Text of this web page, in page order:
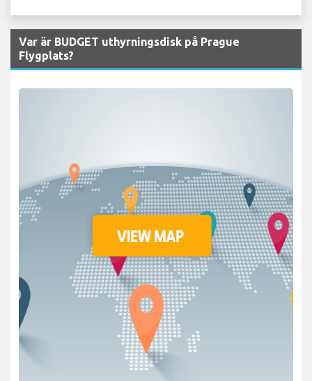
Var är BUDGET uthyrningsdisk på Prague
Flygplats?